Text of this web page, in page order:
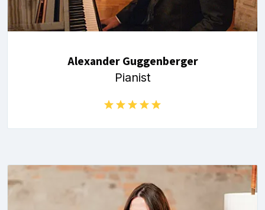
Alexander Guggenberger
Pianist